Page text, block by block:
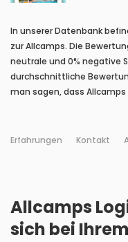
In unserer Datenbank
zur Allcamps. Die
neutrale und 0% negative
durchschnittliche
man sagen, dass
Erfahrungen Kontakt
Allcamps
sich bei